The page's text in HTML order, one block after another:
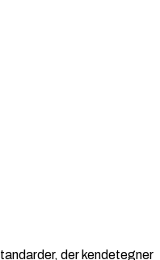
der kendetegner